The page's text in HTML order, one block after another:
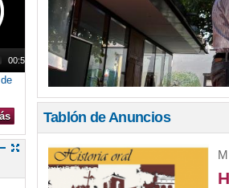
00:57
Tablón de Anuncios